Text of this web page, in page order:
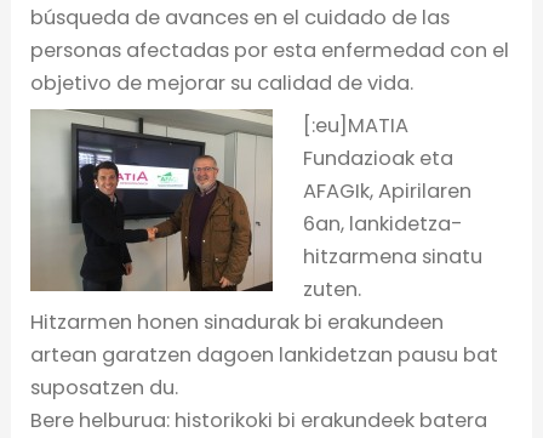
búsqueda de avances en el cuidado de las
personas afectadas por esta enfermedad con el
objetivo de mejorar su calidad de vida.
[:eu]MATIA
Fundazioak eta
AFAGIk, Apirilaren
6an, lankidetza-
hitzarmena sinatu
zuten.
Hitzarmen honen sinadurak bi erakundeen
artean garatzen dagoen lankidetzan pausu bat
suposatzen du.
Bere helburua: historikoki bi erakundeek batera